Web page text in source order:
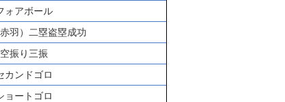
ォアボール
赤羽 ）二塁盗塁成功
空振り三振
カンドゴロ
ョートゴロ